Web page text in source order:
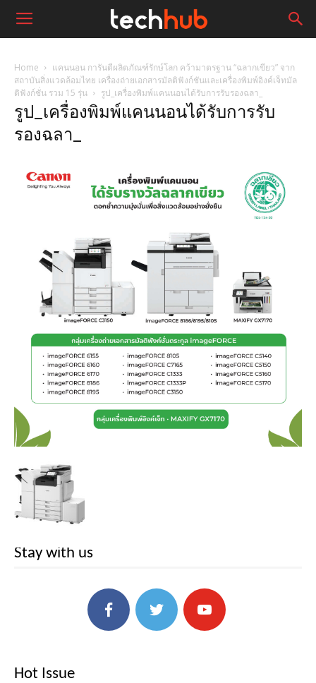
Home
แคนนอน การันตีผลิตภัณฑ์รักษ์โลก คว้ามาตรฐาน “ฉลากเขียว” จาก
สถาบันสิ่งแวดล้อมไทย เครื่องถ่ายเอกสารมัลติฟังก์ชันและเครื่องพิมพ์อิงค์เจ็ทมัล
ติฟังก์ชั่น รวม 15 รุ่น
รูป_เครื่องพิมพ์แคนนอนได้รับการรับรองฉลา_
รูป_เครื่องพิมพ์แคนนอนได้รับการรับ
รองฉลา_
Stay with us
Hot Issue